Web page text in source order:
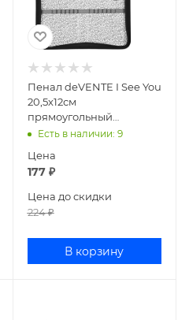
Пенал deVENTE I See You
20,5х12см
прямоугольный
ламинированный
Есть в наличии: 9
Цена
177₽
Цена до скидки
224₽
В корзину